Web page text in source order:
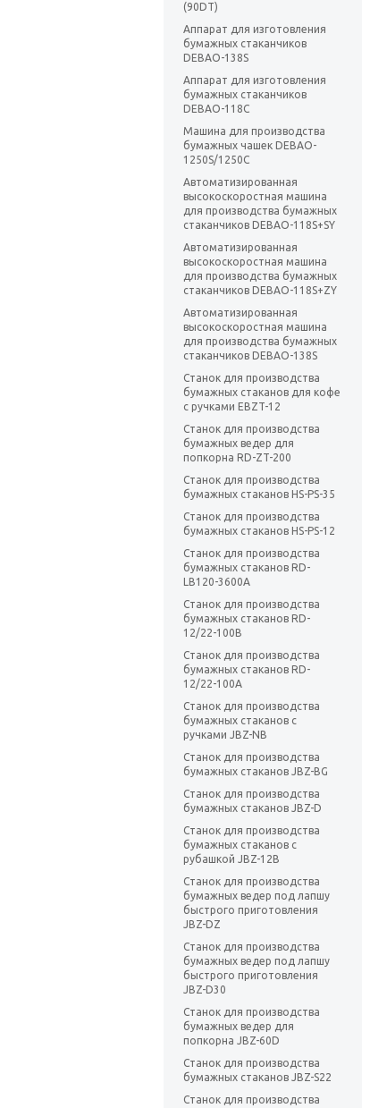
(90DT)
Аппарат для изготовления
бумажных стаканчиков
DEBAO-138S
Аппарат для изготовления
бумажных стаканчиков
DEBAO-118C
Машина для производства
бумажных чашек DEBAO-
1250S/1250C
Автоматизированная
высокоскоростная машина
для производства бумажных
стаканчиков DEBAO-118S+SY
Автоматизированная
высокоскоростная машина
для производства бумажных
стаканчиков DEBAO-118S+ZY
Автоматизированная
высокоскоростная машина
для производства бумажных
стаканчиков DEBAO-138S
Станок для производства
бумажных стаканов для кофе
с ручками EBZT-12
Станок для производства
бумажных ведер для
попкорна RD-ZT-200
Станок для производства
бумажных стаканов HS-PS-35
Станок для производства
бумажных стаканов HS-PS-12
Станок для производства
бумажных стаканов RD-
LB120-3600A
Станок для производства
бумажных стаканов RD-
12/22-100B
Станок для производства
бумажных стаканов RD-
12/22-100A
Станок для производства
бумажных стаканов с
ручками JBZ-NB
Станок для производства
бумажных стаканов JBZ-BG
Станок для производства
бумажных стаканов JBZ-D
Станок для производства
бумажных стаканов с
рубашкой JBZ-12B
Станок для производства
бумажных ведер под лапшу
быстрого приготовления
JBZ-DZ
Станок для производства
бумажных ведер под лапшу
быстрого приготовления
JBZ-D30
Станок для производства
бумажных ведер для
попкорна JBZ-60D
Станок для производства
бумажных стаканов JBZ-S22
Станок для производства